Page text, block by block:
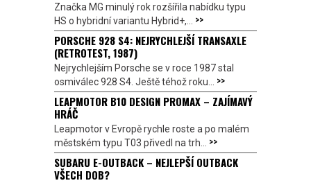
Značka MG minulý rok rozšířila nabídku typu
HS o hybridní variantu Hybrid+,... >>
PORSCHE 928 S4: NEJRYCHLEJŠÍ TRANSAXLE
(RETROTEST, 1987)
Nejrychlejším Porsche se v roce 1987 stal
osmiválec 928 S4. Ještě téhož roku... >>
LEAPMOTOR B10 DESIGN PROMAX – ZAJÍMAVÝ
HRÁČ
Leapmotor v Evropě rychle roste a po malém
městském typu T03 přivedl na trh... >>
SUBARU E-OUTBACK – NEJLEPŠÍ OUTBACK
VŠECH DOB?